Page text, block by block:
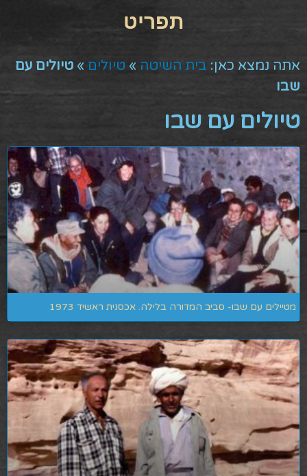
אתה נמצא כאן: בית השיטה » טיולים » טיולים עם
שבו
טיולים עם שבו
מטיילים עם שבו- סביב המדורה בלילה. אכסנית ראשיד 1973